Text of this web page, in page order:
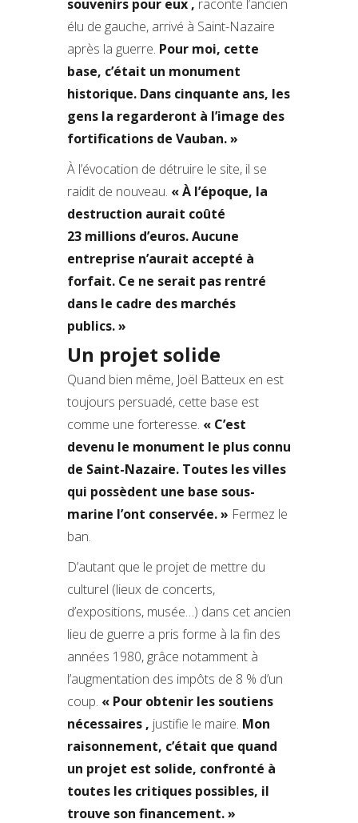
souvenirs pour eux , raconte l’ancien
élu de gauche, arrivé à Saint-Nazaire
après la guerre. Pour moi, cette
base, c’était un monument
historique. Dans cinquante ans, les
gens la regarderont à l’image des
fortifications de Vauban. »
À l’évocation de détruire le site, il se
raidit de nouveau. « À l’époque, la
destruction aurait coûté
23 millions d’euros. Aucune
entreprise n’aurait accepté à
forfait. Ce ne serait pas rentré
dans le cadre des marchés
publics. »
Un projet solide
Quand bien même, Joël Batteux en est
toujours persuadé, cette base est
comme une forteresse. « C’est
devenu le monument le plus connu
de Saint-Nazaire. Toutes les villes
qui possèdent une base sous-
marine l’ont conservée. » Fermez le
ban.
D’autant que le projet de mettre du
culturel (lieux de concerts,
d’expositions, musée…) dans cet ancien
lieu de guerre a pris forme à la fin des
années 1980, grâce notamment à
l’augmentation des impôts de 8 % d’un
coup. « Pour obtenir les soutiens
nécessaires , justifie le maire. Mon
raisonnement, c’était que quand
un projet est solide, confronté à
toutes les critiques possibles, il
trouve son financement. »